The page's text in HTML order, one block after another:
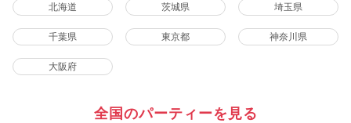
北海道 茨城県 埼玉県
千葉県 東京都 神奈川県
大阪府
全国のパーティーを見る